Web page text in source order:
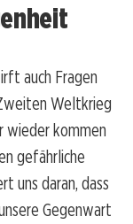
auch Fragen
Weltkrieg
wieder kommen
gefährliche
uns daran, dass
Gegenwart